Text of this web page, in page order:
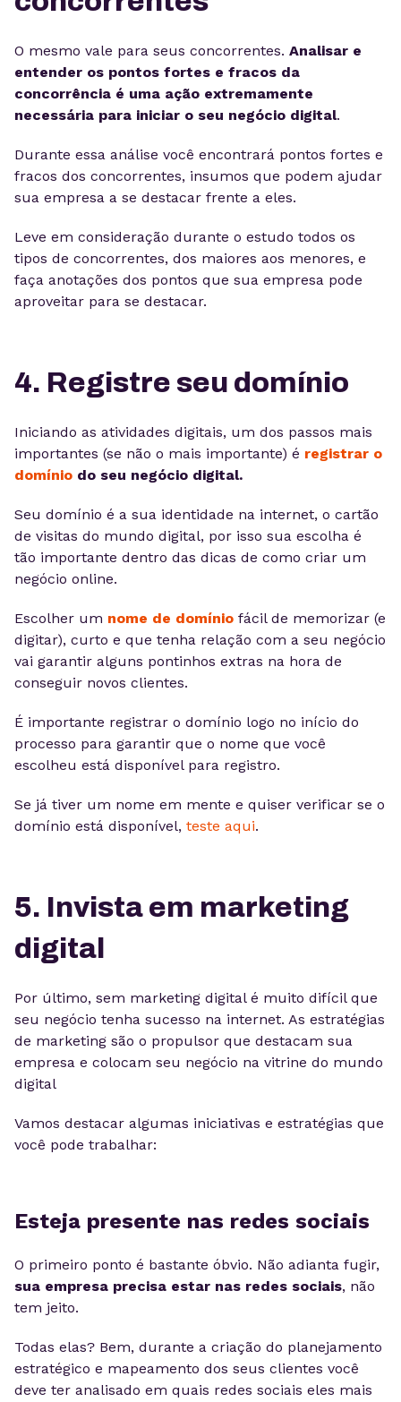
O mesmo vale para seus concorrentes. Analisar e
entender os pontos fortes e fracos da
concorrência é uma ação extremamente
necessária para iniciar o seu negócio digital.
Durante essa análise você encontrará pontos fortes e
fracos dos concorrentes, insumos que podem ajudar
sua empresa a se destacar frente a eles.
Leve em consideração durante o estudo todos os
tipos de concorrentes, dos maiores aos menores, e
faça anotações dos pontos que sua empresa pode
aproveitar para se destacar.
4. Registre seu domínio
Iniciando as atividades digitais, um dos passos mais
importantes (se não o mais importante) é registrar o
domínio do seu negócio digital.
Seu domínio é a sua identidade na internet, o cartão
de visitas do mundo digital, por isso sua escolha é
tão importante dentro das dicas de como criar um
negócio online.
Escolher um nome de domínio fácil de memorizar (e
digitar), curto e que tenha relação com a seu negócio
vai garantir alguns pontinhos extras na hora de
conseguir novos clientes.
É importante registrar o domínio logo no início do
processo para garantir que o nome que você
escolheu está disponível para registro.
Se já tiver um nome em mente e quiser verificar se o
domínio está disponível, teste aqui.
5. Invista em marketing
digital
Por último, sem marketing digital é muito difícil que
seu negócio tenha sucesso na internet. As estratégias
de marketing são o propulsor que destacam sua
empresa e colocam seu negócio na vitrine do mundo
digital
Vamos destacar algumas iniciativas e estratégias que
você pode trabalhar:
Esteja presente nas redes sociais
O primeiro ponto é bastante óbvio. Não adianta fugir,
sua empresa precisa estar nas redes sociais, não
tem jeito.
Todas elas? Bem, durante a criação do planejamento
estratégico e mapeamento dos seus clientes você
deve ter analisado em quais redes sociais eles mais